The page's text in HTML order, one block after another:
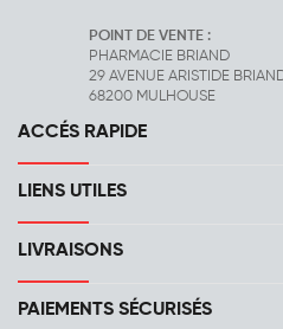
POINT DE VENTE :
PHARMACIE BRIAND
29 AVENUE ARISTIDE
68200 MULHOUSE
ACCÉS RAPIDE
LIENS UTILES
LIVRAISONS
PAIEMENTS SÉCURISÉS